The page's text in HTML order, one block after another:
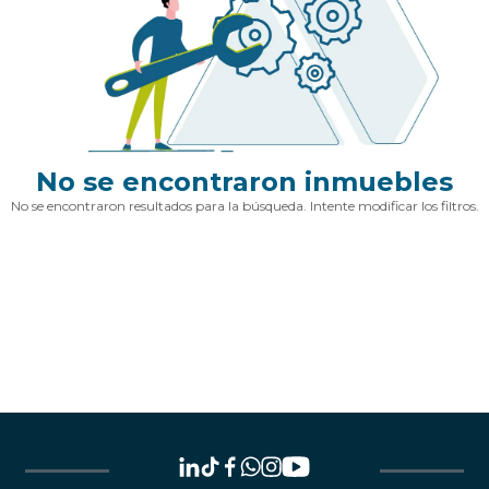
No se encontraron inmuebles
No se encontraron resultados para la búsqueda. Intente modificar los filtros.